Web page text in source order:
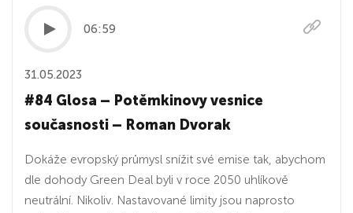
06:59
31.05.2023
#84 Glosa – Potěmkinovy vesnice
současnosti – Roman Dvorak
Dokáže evropský průmysl snížit své emise tak, abychom
dle dohody Green Deal byli v roce 2050 uhlíkově
neutrální. Nikoliv. Nastavované limity jsou naprosto